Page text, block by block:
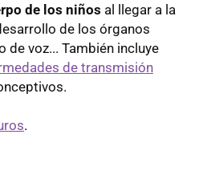
de los niños al llegar a la
de los órganos
de voz... También incluye
de transmisión
.